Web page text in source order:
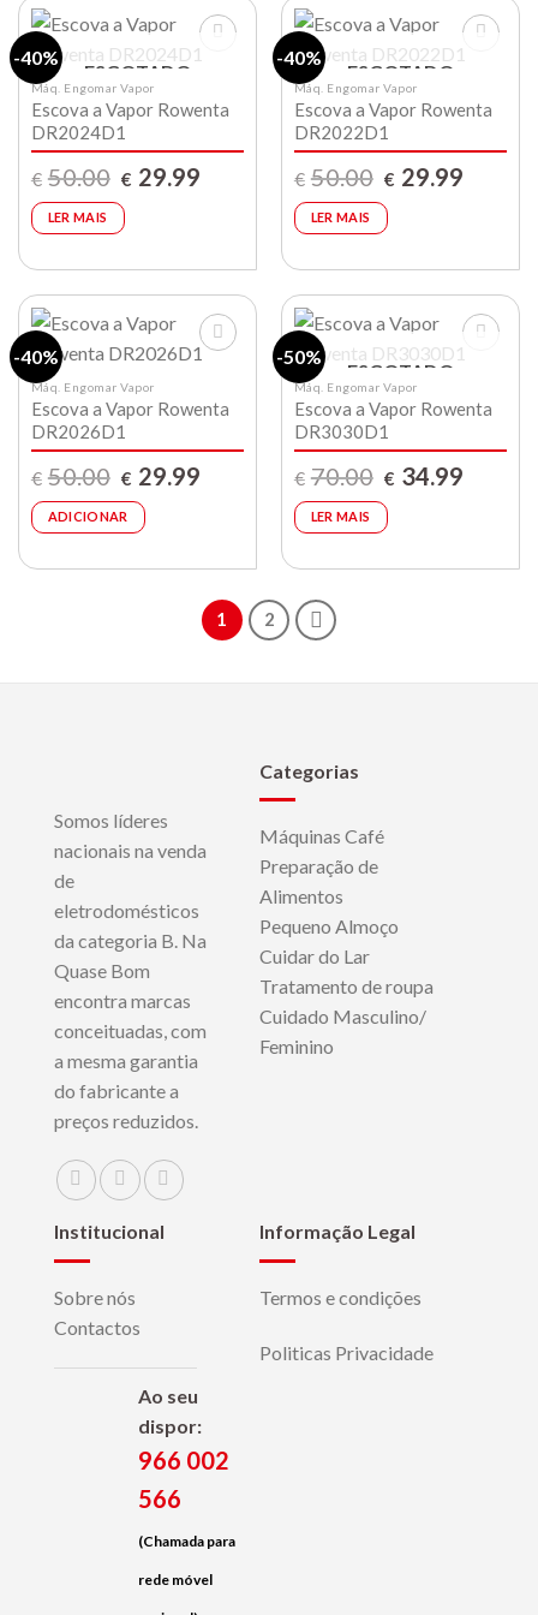
-40%
Lista de
ESGOTADO
Máq. Engomar Vapor
Escova a Vapor Rowenta
DR2024D1
€ 50.00
O
preço
original
era:
€50.00.
€ 29.99O
LER MAIS
-40%
Lista de
ESGOTADO
Máq. Engomar Vapor
Escova a Vapor Rowenta
DR2022D1
€ 50.00
O
preço
original
era:
€50.00.
€ 29.99O
LER MAIS
-40%
Lista de
Máq. Engomar Vapor
Escova a Vapor Rowenta
DR2026D1
€ 50.00
O
preço
original
era:
€50.00.
€ 29.99O
ADICIONAR
-50%
Lista de
ESGOTADO
Máq. Engomar Vapor
Escova a Vapor Rowenta
DR3030D1
€ 70.00
O
preço
original
era:
€70.00.
€ 34.99O
LER MAIS
1 2
Somos líderes
nacionais na venda
de
eletrodomésticos
da categoria B. Na
Quase Bom
encontra marcas
conceituadas, com
a mesma garantia
do fabricante a
preços reduzidos.
Categorias
Máquinas Café
Preparação de
Alimentos
Pequeno Almoço
Cuidar do Lar
Tratamento de roupa
Cuidado Masculino/
Feminino
Institucional
Sobre nós
Contactos
Ao seu
dispor:
966 002
566
(Chamada para
rede móvel
Informação Legal
Termos e condições
Politicas Privacidade